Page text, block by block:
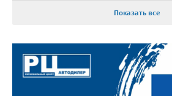
Показать все